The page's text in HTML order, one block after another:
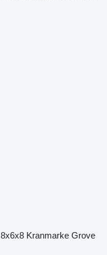
8x6x8 Kranmarke Grove